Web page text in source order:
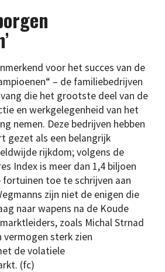
voor het succes van de
– de familiebedrijven
die het grootste deel van de
en werkgelegenheid van het
nemen. Deze bedrijven hebben
gezet als een belangrijk
rijkdom; volgens de
Index is meer dan 1,4 biljoen
toe te schrijven aan
zijn niet de enigen die
naar wapens na de Koude
zoals Michal Strnad
vermogen sterk zien
de volatiele
(fc)